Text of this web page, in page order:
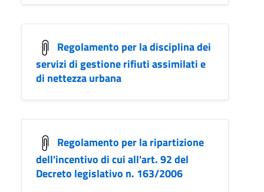
Regolamento per la disciplina dei
servizi di gestione rifiuti assimilati e
di nettezza urbana
Regolamento per la ripartizione
dell'incentivo di cui all'art. 92 del
Decreto legislativo n. 163/2006